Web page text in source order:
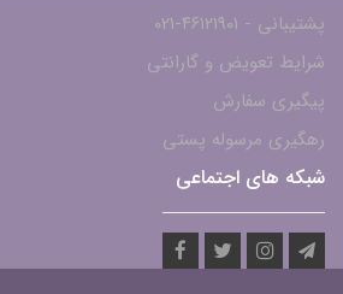
پشتیبانی - ۴۶۱۲۱۹۰۱-021
شرایط تعویض و گارانتی
پیگیری سفارش
رهگیری مرسوله پستی
شبکه های اجتماعی